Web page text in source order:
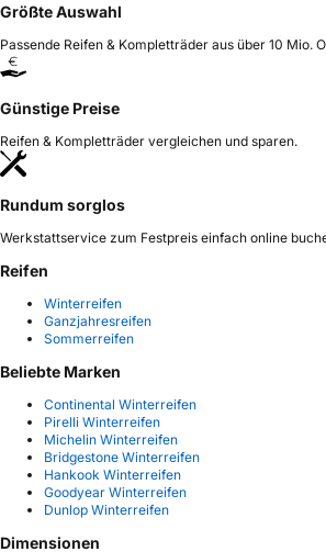
Größte Auswahl
Passende Reifen & Kompletträder aus über 10 Mio.
Günstige Preise
Reifen & Kompletträder vergleichen und sparen.
Rundum sorglos
Werkstattservice zum Festpreis einfach online
Reifen
Winterreifen
Ganzjahresreifen
Sommerreifen
Beliebte Marken
Continental Winterreifen
Pirelli Winterreifen
Michelin Winterreifen
Bridgestone Winterreifen
Hankook Winterreifen
Goodyear Winterreifen
Dunlop Winterreifen
Dimensionen